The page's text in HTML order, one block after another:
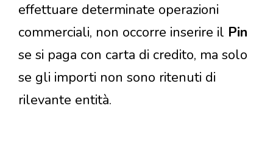
effettuare determinate operazioni
commerciali, non occorre inserire il Pin
se si paga con carta di credito, ma solo
se gli importi non sono ritenuti di
rilevante entità.